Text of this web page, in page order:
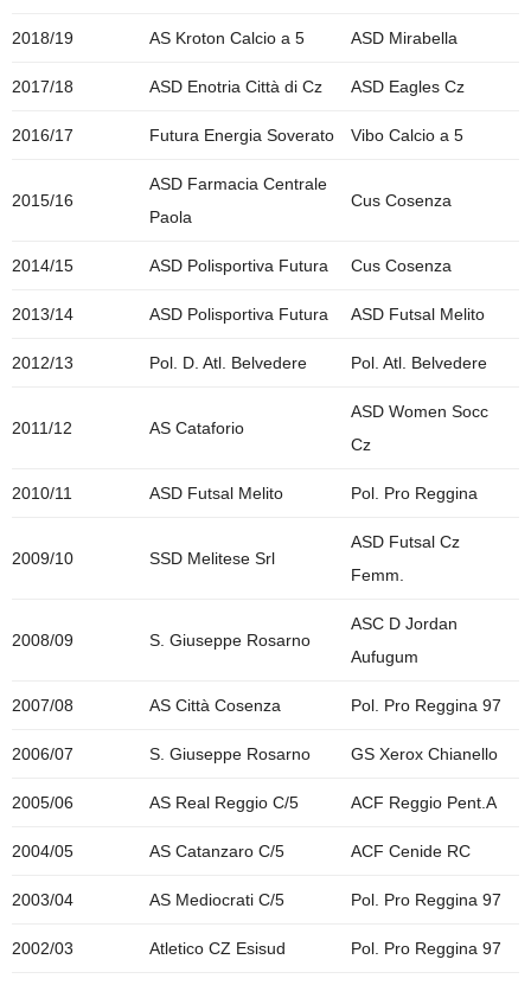
2018/19 AS Kroton Calcio a 5 ASD Mirabella
2017/18 ASD Enotria Città di Cz ASD Eagles Cz
2016/17 Futura Energia Soverato Vibo Calcio a 5
2015/16
ASD Farmacia Centrale
Paola
Cus Cosenza
2014/15 ASD Polisportiva Futura Cus Cosenza
2013/14 ASD Polisportiva Futura ASD Futsal Melito
2012/13 Pol. D. Atl. Belvedere Pol. Atl. Belvedere
2011/12 AS Cataforio
ASD Women Socc
Cz
2010/11 ASD Futsal Melito Pol. Pro Reggina
2009/10 SSD Melitese Srl
ASD Futsal Cz
Femm.
2008/09 S. Giuseppe Rosarno
ASC D Jordan
Aufugum
2007/08 AS Città Cosenza Pol. Pro Reggina 97
2006/07 S. Giuseppe Rosarno GS Xerox Chianello
2005/06 AS Real Reggio C/5 ACF Reggio Pent.A
2004/05 AS Catanzaro C/5 ACF Cenide RC
2003/04 AS Mediocrati C/5 Pol. Pro Reggina 97
2002/03 Atletico CZ Esisud Pol. Pro Reggina 97